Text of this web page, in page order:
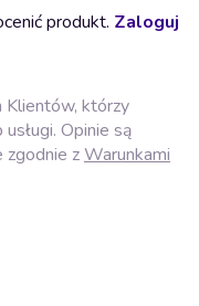
produkt. Zaloguj
Klientów, którzy
Opinie są
zgodnie zWarunkami